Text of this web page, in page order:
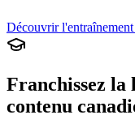
Découvrir
Franchissez la
contenu